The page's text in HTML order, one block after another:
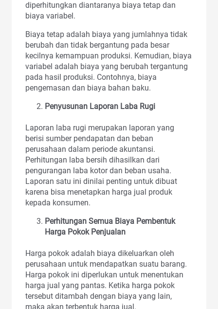
diperhitungkan diantaranya biaya tetap dan
biaya variabel.
Biaya tetap adalah biaya yang jumlahnya tidak
berubah dan tidak bergantung pada besar
kecilnya kemampuan produksi. Kemudian, biaya
variabel adalah biaya yang berubah tergantung
pada hasil produksi. Contohnya, biaya
pengemasan dan biaya bahan baku.
Penyusunan Laporan Laba Rugi
Laporan laba rugi merupakan laporan yang
berisi sumber pendapatan dan beban
perusahaan dalam periode akuntansi.
Perhitungan laba bersih dihasilkan dari
pengurangan laba kotor dan beban usaha.
Laporan satu ini dinilai penting untuk dibuat
karena bisa menetapkan harga jual produk
kepada konsumen.
Perhitungan Semua Biaya Pembentuk
Harga Pokok Penjualan
Harga pokok adalah biaya dikeluarkan oleh
perusahaan untuk mendapatkan suatu barang.
Harga pokok ini diperlukan untuk menentukan
harga jual yang pantas. Ketika harga pokok
tersebut ditambah dengan biaya yang lain,
maka akan terbentuk harga jual.